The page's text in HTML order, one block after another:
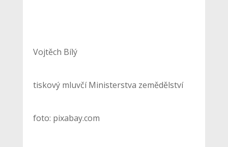
Vojtěch Bílý
tiskový mluvčí Ministerstva zemědělství
foto: pixabay.com